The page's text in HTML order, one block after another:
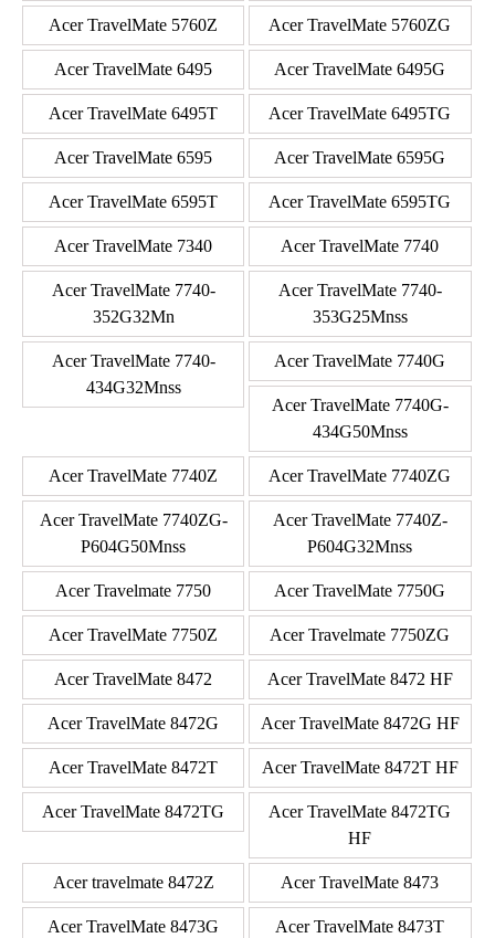
Acer TravelMate 5760Z Acer TravelMate 5760ZG
Acer TravelMate 6495 Acer TravelMate 6495G
Acer TravelMate 6495T Acer TravelMate 6495TG
Acer TravelMate 6595 Acer TravelMate 6595G
Acer TravelMate 6595T Acer TravelMate 6595TG
Acer TravelMate 7340 Acer TravelMate 7740
Acer TravelMate 7740-
352G32Mn
Acer TravelMate 7740-
353G25Mnss
Acer TravelMate 7740-
434G32Mnss
Acer TravelMate 7740G
Acer TravelMate 7740G-
434G50Mnss
Acer TravelMate 7740Z Acer TravelMate 7740ZG
Acer TravelMate 7740ZG-
P604G50Mnss
Acer TravelMate 7740Z-
P604G32Mnss
Acer Travelmate 7750 Acer TravelMate 7750G
Acer TravelMate 7750Z Acer Travelmate 7750ZG
Acer TravelMate 8472 Acer TravelMate 8472 HF
Acer TravelMate 8472G Acer TravelMate 8472G HF
Acer TravelMate 8472T Acer TravelMate 8472T HF
Acer TravelMate 8472TG
Acer TravelMate 8472TG
HF
Acer travelmate 8472Z Acer TravelMate 8473
Acer TravelMate 8473G Acer TravelMate 8473T